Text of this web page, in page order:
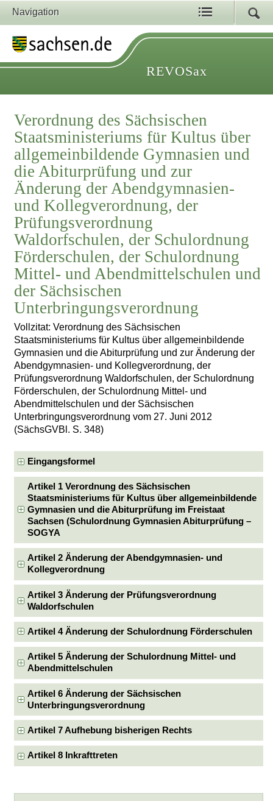
Navigation
REVOSax
Verordnung des Sächsischen
Staatsministeriums für Kultus über
allgemeinbildende Gymnasien und
die Abiturprüfung und zur
Änderung der Abendgymnasien-
und Kollegverordnung, der
Prüfungsverordnung
Waldorfschulen, der Schulordnung
Förderschulen, der Schulordnung
Mittel- und Abendmittelschulen und
der Sächsischen
Unterbringungsverordnung
Vollzitat: Verordnung des Sächsischen
Staatsministeriums für Kultus über allgemeinbildende
Gymnasien und die Abiturprüfung und zur Änderung der
Abendgymnasien- und Kollegverordnung, der
Prüfungsverordnung Waldorfschulen, der Schulordnung
Förderschulen, der Schulordnung Mittel- und
Abendmittelschulen und der Sächsischen
Unterbringungsverordnung vom 27. Juni 2012
(SächsGVBl. S. 348)
Eingangsformel
Artikel 1 Verordnung des Sächsischen
Staatsministeriums für Kultus über allgemeinbildende
Gymnasien und die Abiturprüfung im Freistaat
Sachsen (Schulordnung Gymnasien Abiturprüfung –
SOGYA
Artikel 2 Änderung der Abendgymnasien- und
Kollegverordnung
Artikel 3 Änderung der Prüfungsverordnung
Waldorfschulen
Artikel 4 Änderung der Schulordnung Förderschulen
Artikel 5 Änderung der Schulordnung Mittel- und
Abendmittelschulen
Artikel 6 Änderung der Sächsischen
Unterbringungsverordnung
Artikel 7 Aufhebung bisherigen Rechts
Artikel 8 Inkrafttreten